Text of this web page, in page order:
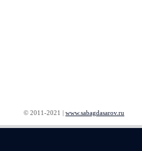
© 2011-2021 | www.sabagdasarov.ru